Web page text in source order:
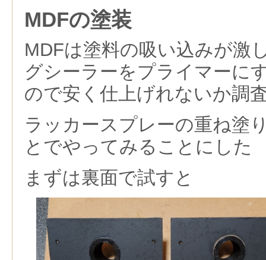
MDFの塗装
MDFは塗料の吸い込みが激
グシーラーをプライマーに
ので安く仕上げれないか調
ラッカースプレーの重ね塗
とでやってみることにした
まずは裏面で試すと